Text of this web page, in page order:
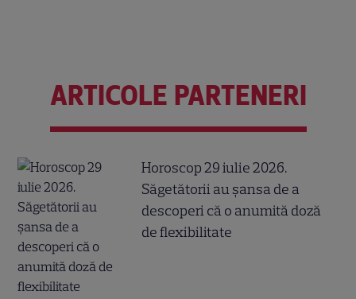
ARTICOLE PARTENERI
Horoscop 29 iulie 2026.
Săgetătorii au șansa de a
descoperi că o anumită doză
de flexibilitate